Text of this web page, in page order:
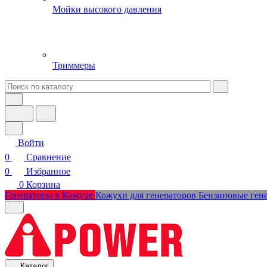
Мойки высокого давления
Триммеры
Войти
0
Сравнение
0
Избранное
0 Корзина
Генераторы в Кожухе Кожухи для генераторов Бензиновые